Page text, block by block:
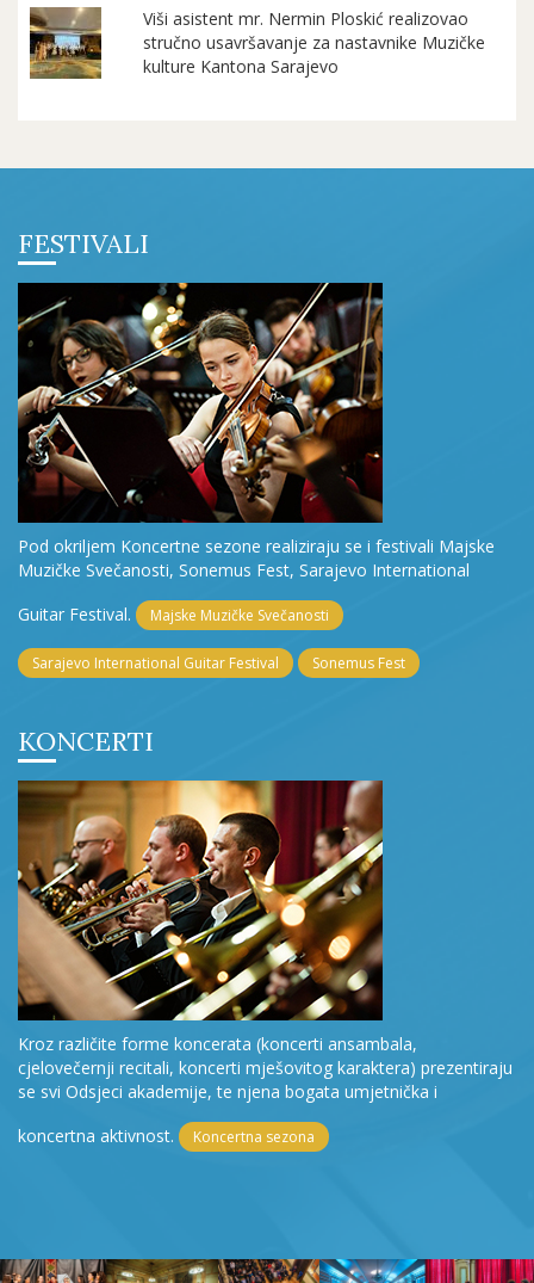
Viši asistent mr. Nermin Ploskić realizovao
stručno usavršavanje za nastavnike Muzičke
kulture Kantona Sarajevo
FESTIVALI
Pod okriljem Koncertne sezone realiziraju se i festivali Majske
Muzičke Svečanosti, Sonemus Fest, Sarajevo International
Guitar Festival.
Majske Muzičke Svečanosti
Sarajevo International Guitar Festival Sonemus Fest
KONCERTI
Kroz različite forme koncerata (koncerti ansambala,
cjelovečernji recitali, koncerti mješovitog karaktera) prezentiraju
se svi Odsjeci akademije, te njena bogata umjetnička i
koncertna aktivnost.
Koncertna sezona